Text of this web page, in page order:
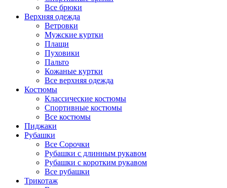
Все брюки
Верхняя одежда
Ветровки
Мужские куртки
Плащи
Пуховики
Пальто
Кожаные куртки
Все верхняя одежда
Костюмы
Классические костюмы
Спортивные костюмы
Все костюмы
Пиджаки
Рубашки
Все Сорочки
Рубашки с длинным рукавом
Рубашки с коротким рукавом
Все рубашки
Трикотаж